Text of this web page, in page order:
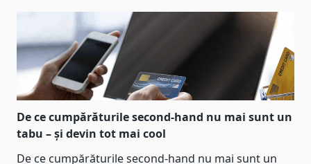
De ce cumpărăturile second-hand nu mai sunt un
tabu – și devin tot mai cool
De ce cumpărăturile second-hand nu mai sunt un